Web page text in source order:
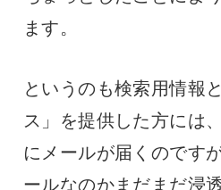
ます。
というのも検索用情報
ス」を提供した方には
にメールが届くのです
ールなのかまだまだ浸